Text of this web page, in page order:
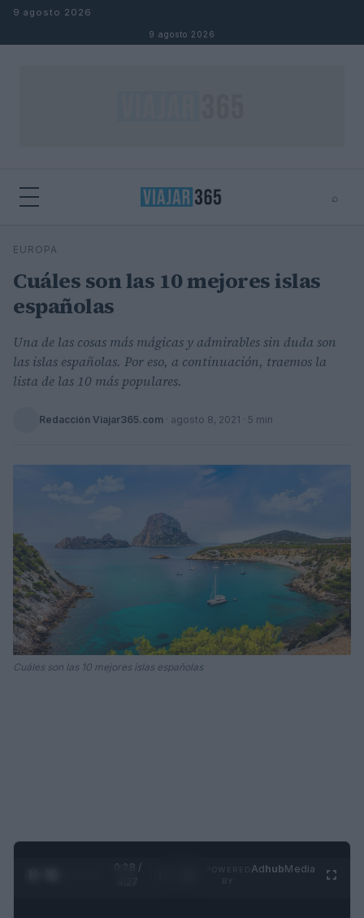
Saltar al contenido
9 agosto 2026
9 agosto 2026
⌕
Buscar
EUROPA
Cuáles son las 10 mejores islas
españolas
Una de las cosas más mágicas y admirables sin duda son
las islas españolas. Por eso, a continuación, traemos la
lista de las 10 más populares.
Redacción Viajar365.com · agosto 8, 2021 · 5 min
Cuáles son las 10 mejores islas españolas
0:29 /
AdhubMedia